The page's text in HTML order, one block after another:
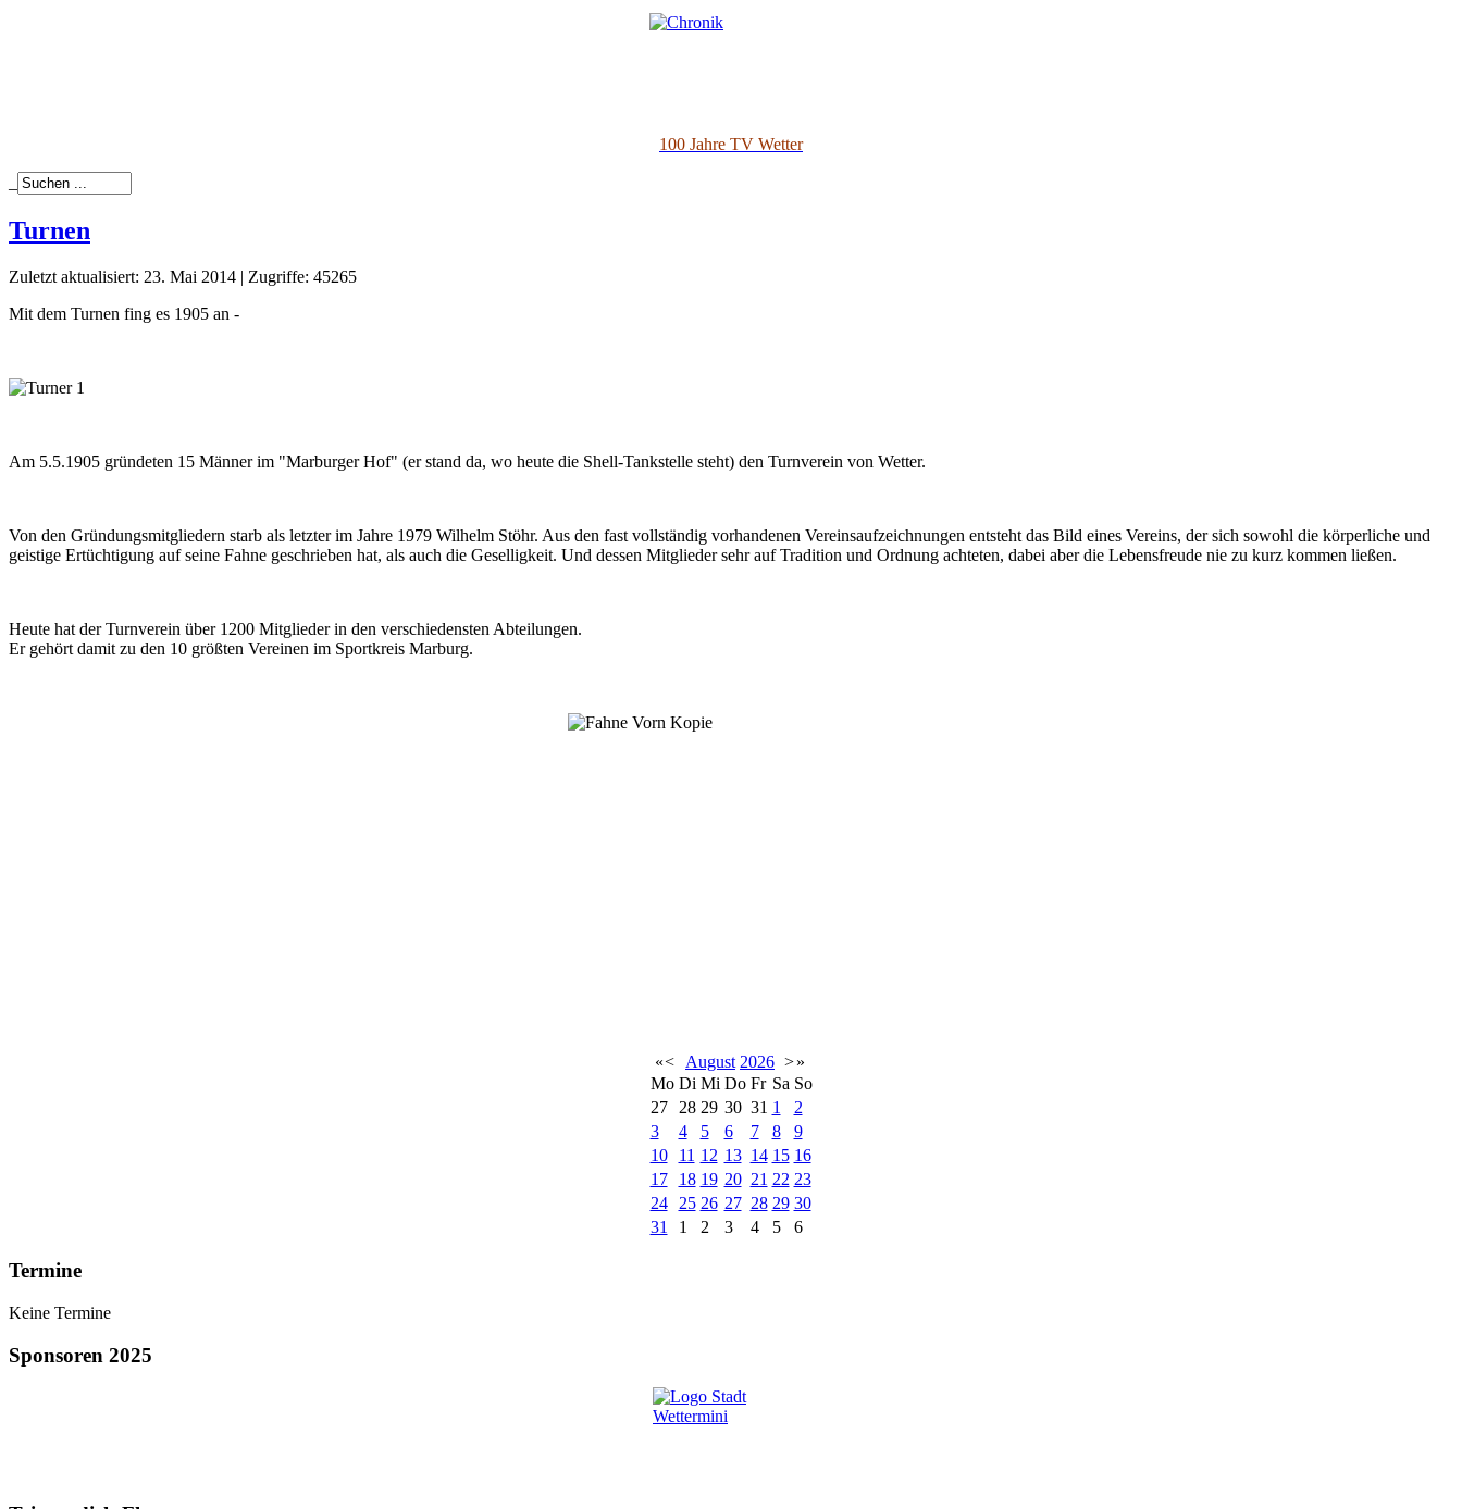
100 Jahre TV Wetter
Turnen
Zuletzt aktualisiert: 23. Mai 2014 | Zugriffe: 45265
Mit dem Turnen fing es 1905 an -
Am 5.5.1905 gründeten 15 Männer im "Marburger Hof" (er stand da, wo heute die Shell-Tankstelle steht) den Turnverein von Wetter.
Von den Gründungsmitgliedern starb als letzter im Jahre 1979 Wilhelm Stöhr. Aus den fast vollständig vorhandenen Vereinsaufzeichnungen entsteht das Bild eines Vereins, der sich sowohl die körperliche und
geistige Ertüchtigung auf seine Fahne geschrieben hat, als auch die Geselligkeit. Und dessen Mitglieder sehr auf Tradition und Ordnung achteten, dabei aber die Lebensfreude nie zu kurz kommen ließen.
Heute hat der Turnverein über 1200 Mitglieder in den verschiedensten Abteilungen.
Er gehört damit zu den 10 größten Vereinen im Sportkreis Marburg.
«< August 2026 >»
Mo Di Mi Do Fr Sa So
27
28 29 30 31 1
2
3
4 5 6 7 8
9
10
11 12 13 14 15 16
17
18 19 20 21 22 23
24
25 26 27 28 29 30
31
1 2 3 4 5 6
Termine
Keine Termine
Sponsoren 2025